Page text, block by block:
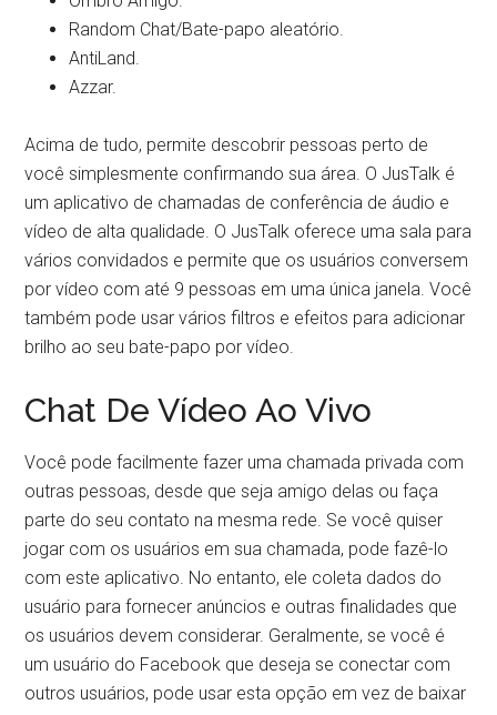
Random Chat/Bate-papo aleatório.
AntiLand.
Azzar.
Acima de tudo, permite descobrir pessoas perto de
você simplesmente confirmando sua área. O JusTalk é
um aplicativo de chamadas de conferência de áudio e
vídeo de alta qualidade. O JusTalk oferece uma sala para
vários convidados e permite que os usuários conversem
por vídeo com até 9 pessoas em uma única janela. Você
também pode usar vários filtros e efeitos para adicionar
brilho ao seu bate-papo por vídeo.
Chat De Vídeo Ao Vivo
Você pode facilmente fazer uma chamada privada com
outras pessoas, desde que seja amigo delas ou faça
parte do seu contato na mesma rede. Se você quiser
jogar com os usuários em sua chamada, pode fazê-lo
com este aplicativo. No entanto, ele coleta dados do
usuário para fornecer anúncios e outras finalidades que
os usuários devem considerar. Geralmente, se você é
um usuário do Facebook que deseja se conectar com
outros usuários, pode usar esta opção em vez de baixar